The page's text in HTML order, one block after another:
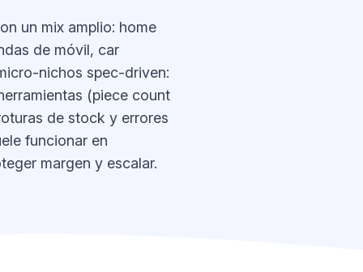
un mix amplio: home
de móvil, car
nichos spec-driven:
(piece count
de stock y errores
funcionar en
margen y escalar.